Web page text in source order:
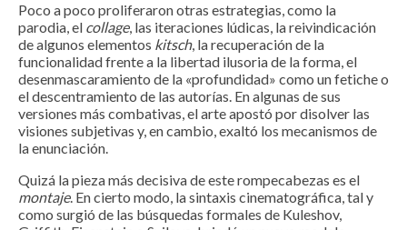
Poco a poco proliferaron otras estrategias, como la
parodia, el collage, las iteraciones lúdicas, la reivindicación
de algunos elementos kitsch, la recuperación de la
funcionalidad frente a la libertad ilusoria de la forma, el
desenmascaramiento de la «profundidad» como un fetiche o
el descentramiento de las autorías. En algunas de sus
versiones más combativas, el arte apostó por disolver las
visiones subjetivas y, en cambio, exaltó los mecanismos de
la enunciación.
Quizá la pieza más decisiva de este rompecabezas es el
montaje. En cierto modo, la sintaxis cinematográfica, tal y
como surgió de las búsquedas formales de Kuleshov,